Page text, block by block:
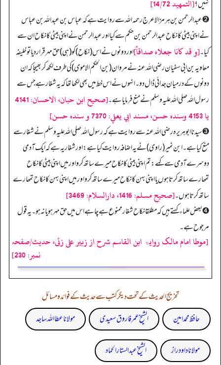
نہیں؟[التمهيد 14/72]
➋ عبد الرحمن بن ہرمز الاعرج رحمہ الله سے روایت ہے کہ عباس بن عبد اللہ بن عباس
نے اپنی بیٹی کا نکاح عبد الرحمن بن حکم سے کیا اور عبد الرحمن نے اپنی بیٹی کا نکاح ان سے
کیا۔[و قد كانا جعلاه صداقاً]اور دونوں نے اس (نکاح) کو (ہی) حق مہر قرار دیا تو خلیفہ
معاویہ بن ابی سفیان رضی اللہ عنہ نے مروان (بن الحکم الاموی) کی طرف لکھ کر بھیجا کہ ان
دونوں کے درمیان جدائی ڈال دو۔ انہوں نے اس خط میں بھی لکھا تھا کہ یہ شغار ہے جس سے
رسول اللہ صلی اللہ علیہ وسلم نے منع فرمایا ہے۔
[صحيح ابن حبان، الاحسان: 4141
يا 4153 وسنده حسن، مسند ابي يعلي: 7370 و سنده حسن]
➌ سیدنا ابوہریرہ رضی اللہ عنہ سے روایت ہے کہ رسول الله صلی اللہ علیہ وسلم نے شغار سے
منع کیا ہے۔ ابن نمیر (راوی) نے یہ اضافہ روایت کیا ہے: اور شغار یہ ہے کہ ایک آدمی
دوسرے آدمی سے کہے: تم اپنی بیٹی کا نکاح میرے ساتھ کرو اور میں اپنی بیٹی کا نکاح
تمھارے ساتھ کرتا ہوں یا اپنی بہن کا نکاح میرے ساتھ کرو اور میں اپنی بہن کا نکاح تمھارے
ساتھ کرتا ہوں۔[صحيح مسلم: 1416، دارالسلام: 3469]
➍ بعض علماء کہتے ہیں کہ مطلقا نکاح شغار ممنوع ہے چاہے اس میں حق مہر ہو یا نہ ہو۔ یہ قول
مرجوح ہے۔
[موطا امام مالک روایۃ ابن القاسم شرح از زبیر علی زئی، حدیث/صفحہ
نمبر: 230]
تخریج الحدیث کے تحت دیگر کتب سے حدیث کے فوائد و مسائل
حافظ محمد امین
الشیخ عمر فاروق سعیدی مولانا عطا اللہ ساجد
مولانا داود راز الشیخ عبدالستار الحماد